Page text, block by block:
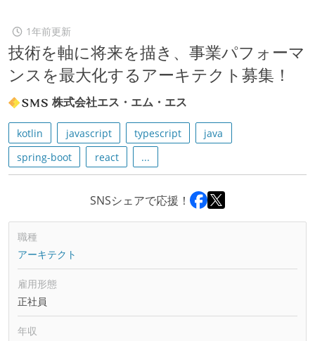
1年前更新
技術を軸に将来を描き、事業パフォーマ
ンスを最大化するアーキテクト募集！
株式会社エス・エム・エス
kotlin javascript typescript
java
spring-boot
react ...
SNSシェアで応援！
職種
アーキテクト
雇用形態
正社員
年収